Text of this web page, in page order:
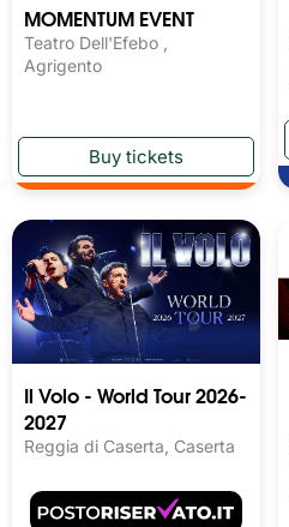
MOMENTUM EVENT
Teatro Dell'Efebo ,
Agrigento
Il Volo - World Tour 2026-
2027
Reggia di Caserta, Caserta